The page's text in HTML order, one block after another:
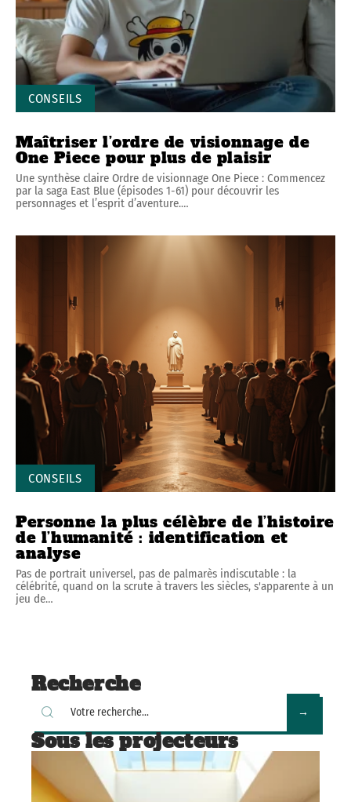
CONSEILS
Maîtriser l’ordre de visionnage de
One Piece pour plus de plaisir
Une synthèse claire Ordre de visionnage One Piece : Commencez
par la saga East Blue (épisodes 1-61) pour découvrir les
personnages et l’esprit d’aventure.…
CONSEILS
Personne la plus célèbre de l’histoire
de l’humanité : identification et
analyse
Pas de portrait universel, pas de palmarès indiscutable : la
célébrité, quand on la scrute à travers les siècles, s'apparente à un
jeu de…
Recherche
Sous les projecteurs